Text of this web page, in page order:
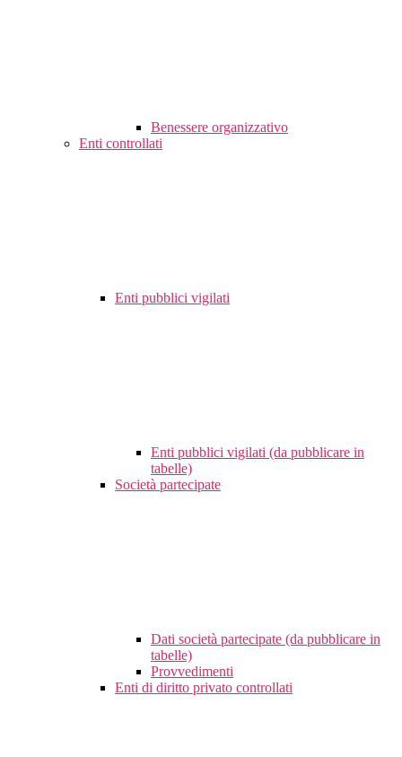
Benessere organizzativo
Enti controllati
Enti pubblici vigilati
Enti pubblici vigilati (da pubblicare in
tabelle)
Società partecipate
Dati società partecipate (da pubblicare in
tabelle)
Provvedimenti
Enti di diritto privato controllati